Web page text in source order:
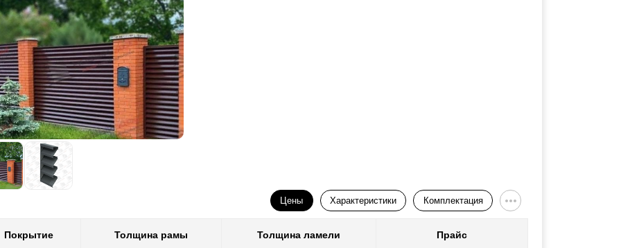
Цены Характеристики Комплектация
Покрытие Толщина рамы Толщина ламели Прайс